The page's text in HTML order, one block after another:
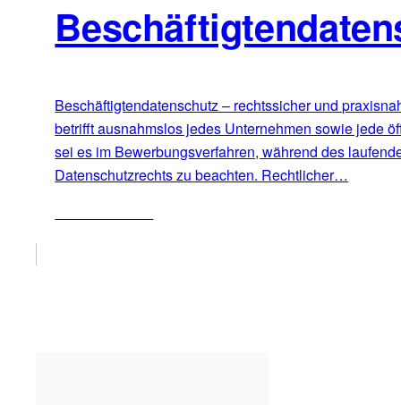
Beschäftigtendatenschutz – rechtssicher und
betrifft ausnahmslos jedes Unternehmen sowie jede
sei es im Bewerbungsverfahren, während des
Datenschutzrechts zu beachten. Rechtlicher…